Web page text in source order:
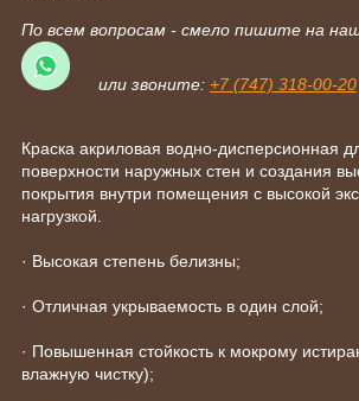
По всем вопросам - смело пишите на
или звоните: +7 (747) 318-00-20
Краска акриловая водно-дисперсионная
поверхности наружных стен и создания
покрытия внутри помещения с высокой
нагрузкой.
· Высокая степень белизны;
· Отличная укрываемость в один слой;
· Повышенная стойкость к мокрому
влажную чистку);